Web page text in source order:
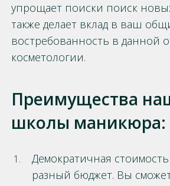
упрощает поиски поиск
также делает вклад в ваш
востребованность в данной
косметологии.
Преимущества
школы маникюра:
Демократичная
разный бюджет. Вы